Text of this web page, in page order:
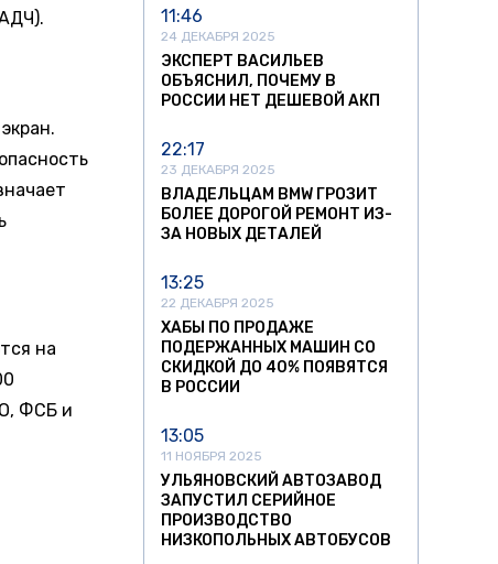
на
ФСБ и
11:46
24 ДЕКАБРЯ 2025
ЭКСПЕРТ ВАСИЛЬЕВ
ОБЪЯСНИЛ, ПОЧЕМУ В
РОССИИ НЕТ ДЕШЕВОЙ АКП
22:17
23 ДЕКАБРЯ 2025
ВЛАДЕЛЬЦАМ BMW ГРОЗИТ
БОЛЕЕ ДОРОГОЙ РЕМОНТ ИЗ-
ЗА НОВЫХ ДЕТАЛЕЙ
13:25
22 ДЕКАБРЯ 2025
ХАБЫ ПО ПРОДАЖЕ
ПОДЕРЖАННЫХ МАШИН СО
СКИДКОЙ ДО 40% ПОЯВЯТСЯ
В РОССИИ
13:05
11 НОЯБРЯ 2025
УЛЬЯНОВСКИЙ АВТОЗАВОД
ЗАПУСТИЛ СЕРИЙНОЕ
ПРОИЗВОДСТВО
НИЗКОПОЛЬНЫХ АВТОБУСОВ